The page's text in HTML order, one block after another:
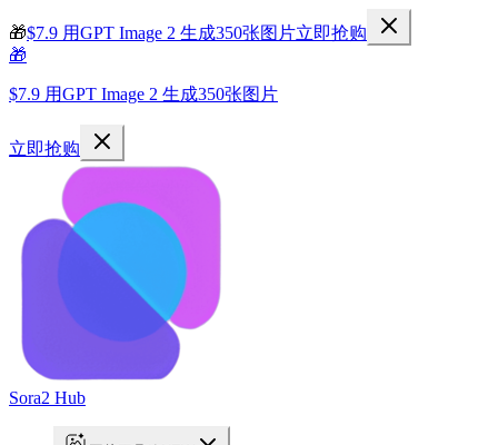
🎁$7.9 用GPT Image 2 生成350张图片立即抢购
🎁
$7.9 用GPT Image 2 生成350张图片
立即抢购
Sora2 Hub